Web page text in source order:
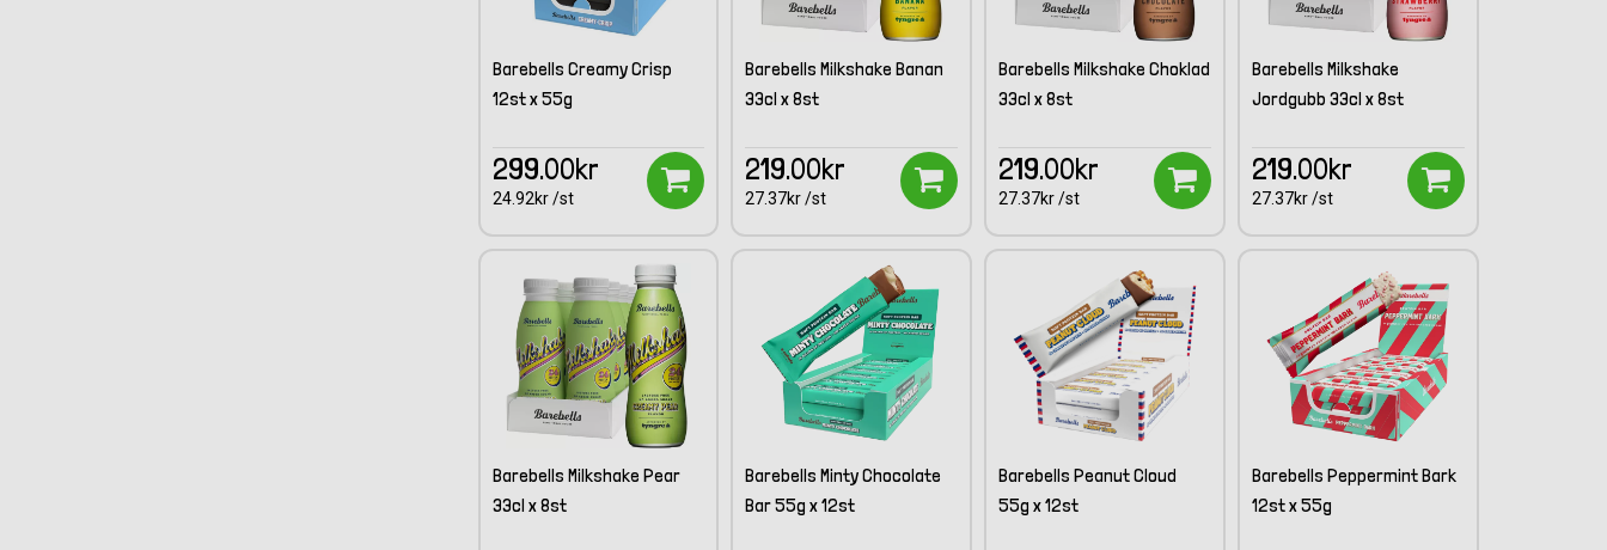
Barebells Creamy Crisp
12st x 55g
299.00kr
24.92kr /st
Barebells Milkshake Banan
33cl x 8st
219.00kr
27.37kr /st
Barebells Milkshake Choklad
33cl x 8st
219.00kr
27.37kr /st
Barebells Milkshake
Jordgubb 33cl x 8st
219.00kr
27.37kr /st
Barebells Milkshake Pear
33cl x 8st
Barebells Minty Chocolate
Bar 55g x 12st
Barebells Peanut Cloud
55g x 12st
Barebells Peppermint Bark
12st x 55g